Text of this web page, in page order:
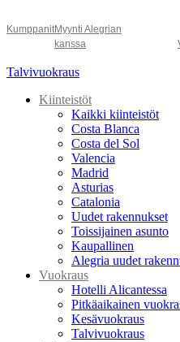
KumppanitMyynti Alegrian
kanssa
Talvivuokraus
Kiinteistöt
Kaikki kiinteistöt
Costa Blanca
Costa del Sol
Valencia
Madrid
Asturias
Catalonia
Uudet rakennukset
Toissijainen asunto
Kaupallinen
Alegria uudet
Vuokraus
Hotelli Alicantessa
Pitkäaikainen
Kesävuokraus
Talvivuokraus